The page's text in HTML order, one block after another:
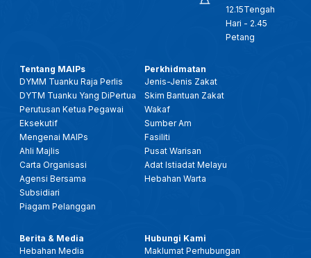
12.15Tengah
Hari - 2.45
Petang
Tentang MAIPs
DYMM Tuanku Raja Perlis
DYTM Tuanku Yang DiPertua
Perutusan Ketua Pegawai
Eksekutif
Mengenai MAIPs
Ahli Majlis
Carta Organisasi
Agensi Bersama
Subsidiari
Piagam Pelanggan
Perkhidmatan
Jenis-Jenis Zakat
Skim Bantuan Zakat
Wakaf
Sumber Am
Fasiliti
Pusat Warisan
Adat Istiadat Melayu
Hebahan Warta
Berita & Media
Hebahan Media
Hubungi Kami
Maklumat Perhubungan